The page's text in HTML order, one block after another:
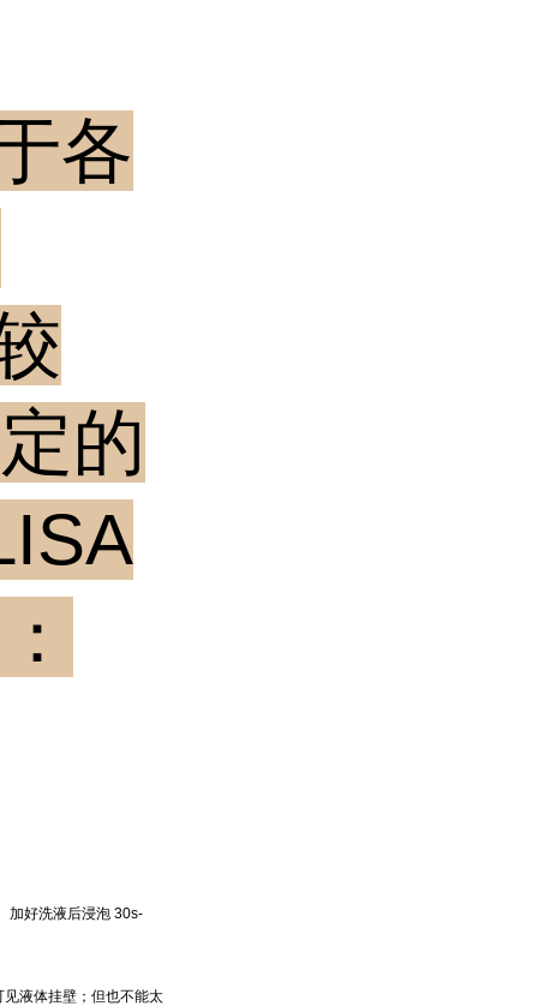
各
的
加好洗液后浸泡 30s-
液体挂壁；但也不能太